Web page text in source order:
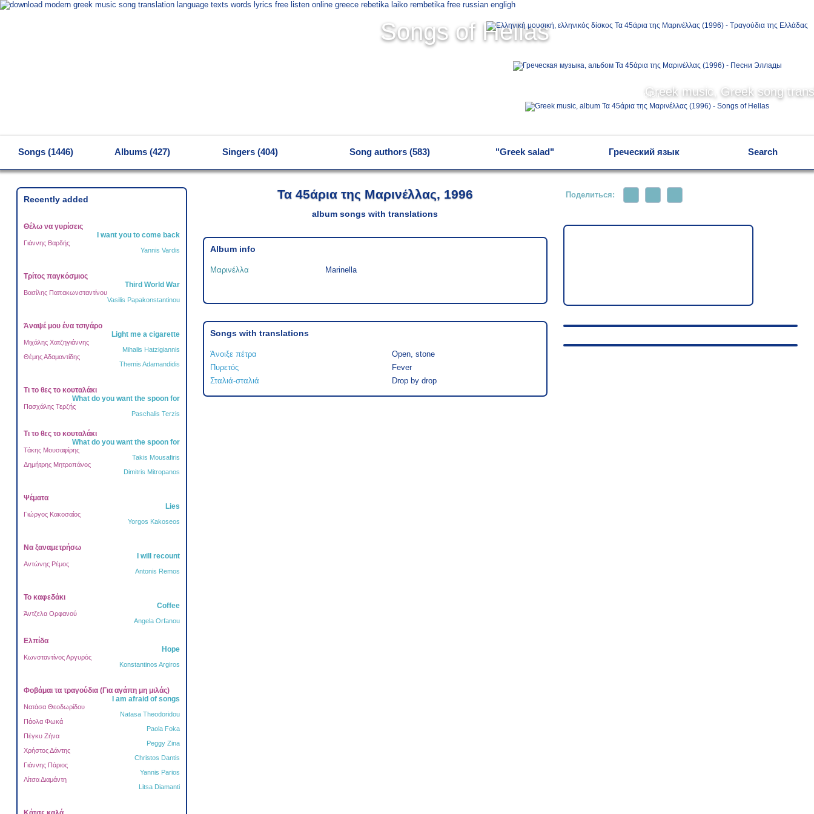
Songs of Hellas
Greek music, Greek song
English
Songs (1446) Albums (427) Singers (404) Song authors (583) "Greek salad" Греческий язык Search
Recently added
Θέλω να γυρίσεις
I want you to come back
Γιάννης Βαρδής
Yannis Vardis
Τρίτος παγκόσμιος
Third World War
Βασίλης Παπακωνσταντίνου
Vasilis Papakonstantinou
Άναψέ μου ένα τσιγάρο
Light me a cigarette
Μιχάλης Χατζηγιάννης
Mihalis Hatzigiannis
Θέμης Αδαμαντίδης
Themis Adamandidis
Τι το θες το κουταλάκι
What do you want the spoon for
Πασχάλης Τερζής
Paschalis Terzis
Τι το θες το κουταλάκι
What do you want the spoon for
Τάκης Μουσαφίρης
Takis Mousafiris
Δημήτρης Μητροπάνος
Dimitris Mitropanos
Ψέματα
Lies
Γιώργος Κακοσαίος
Yorgos Kakoseos
Να ξαναμετρήσω
I will recount
Αντώνης Ρέμος
Antonis Remos
Το καφεδάκι
Coffee
Άντζελα Ορφανού
Angela Orfanou
Ελπίδα
Hope
Κωνσταντίνος Αργυρός
Konstantinos Argiros
Φοβάμαι τα τραγούδια (Για αγάπη μη μιλάς)
I am afraid of songs
Νατάσα Θεοδωρίδου
Natasa Theodoridou
Πάολα Φωκά
Paola Foka
Πέγκυ Ζήνα
Peggy Zina
Χρήστος Δάντης
Christos Dantis
Γιάννης Πάριος
Yannis Parios
Λίτσα Διαμάντη
Litsa Diamanti
Τα 45άρια της Μαρινέλλας, 1996
album songs with translations
Album info
Μαρινέλλα Marinella
Songs with translations
Άνοιξε πέτρα
Open, stone
Πυρετός
Fever
Σταλιά-σταλιά
Drop by drop
Поделиться: